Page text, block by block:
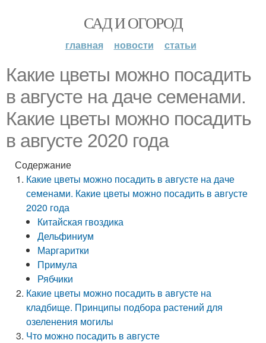
САД И ОГОРОД
главная новости статьи
Какие цветы можно посадить
в августе на даче семенами.
Какие цветы можно посадить
в августе 2020 года
Содержание
Какие цветы можно посадить в августе на даче
семенами. Какие цветы можно посадить в августе
2020 года
Китайская гвоздика
Дельфиниум
Маргаритки
Примула
Рябчики
Какие цветы можно посадить в августе на
кладбище. Принципы подбора растений для
озеленения могилы
Что можно посадить в августе